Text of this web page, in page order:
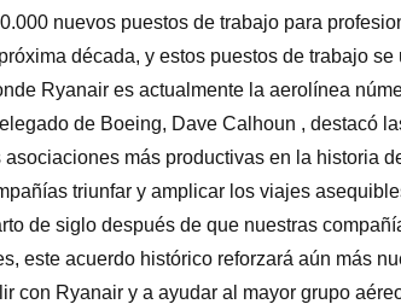
nuevos puestos de trabajo para
década, y estos puestos de trabajo
Ryanair es actualmente la aerolínea
de Boeing, Dave Calhoun , destacó
más productivas en la historia
triunfar y amplicar los viajes
de siglo después de que nuestras
este acuerdo histórico reforzará aún más
con Ryanair y a ayudar al mayor grupo